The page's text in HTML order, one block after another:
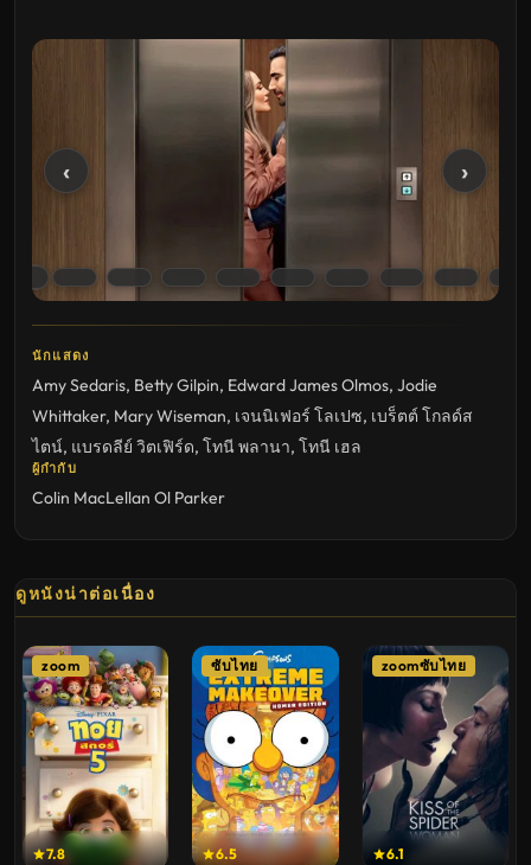
‹ ›
นักแสดง
Amy Sedaris, Betty Gilpin, Edward James Olmos, Jodie
Whittaker, Mary Wiseman, เจนนิเฟอร์ โลเปซ, เบร็ตต์ โกลด์ส
ไตน์, แบรดลีย์ วิตเฟิร์ด, โทนี พลานา, โทนี เฮล
ผู้กำกับ
Colin MacLellan Ol Parker
ดูหนังน่าต่อเนื่อง
7.8
zoom
6.5
ซับไทย
6.1
zoomซับไทย